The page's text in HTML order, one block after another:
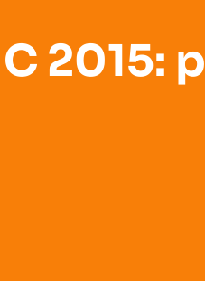
2015: